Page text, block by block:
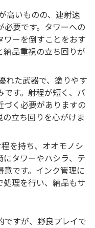
高いものの、連射速
要です。タワーへの
ワーを倒すことをおす
品重視の立ち回りが
れた武器で、塗りやす
です。射程が短く、バ
づく必要がありますの
立ち回りを心がけま
を持ち、オオモノシ
にタワーやハシラ、テ
意です。インク管理に
処理を行い、納品もサ
すが、野良プレイで